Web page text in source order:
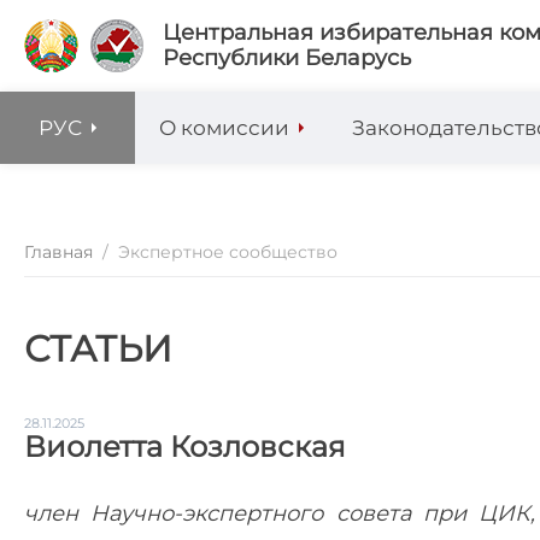
Центральная избирательная
Республики Беларусь
РУС О комиссии
Главная / Экспертное сообщество
СТАТЬИ
28.11.2025
Виолетта Козловская
член Научно-экспертного совета при